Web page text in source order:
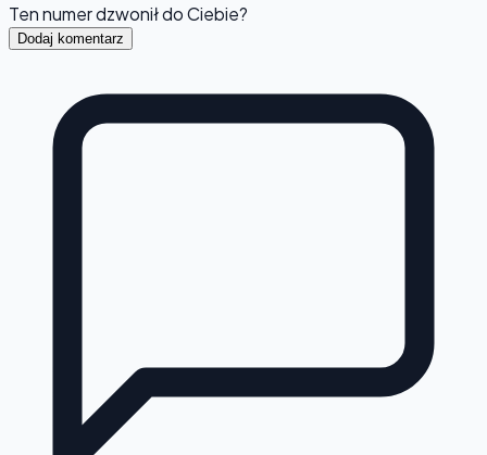
Ten numer dzwonił do Ciebie?
Dodaj komentarz